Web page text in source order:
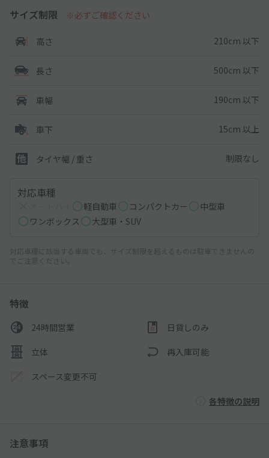
サイズ制限 ※必ずご確認ください
高さ 210cm 以下
長さ 500cm 以下
車幅 190cm 以下
車下 15cm 以上
タイヤ幅 / 重さ 制限なし
対応車種
軽自動車 コンパクトカー
中型車
ワンボックス
大型車・SUV
対応車種に該当する車両でも、サイズ制限を超えるものは駐車できませんの
でご注意ください。
特徴
24時間営業 日貸しのみ
立体 再入庫可能
スペース変更不可
各特徴の説明
注意事項